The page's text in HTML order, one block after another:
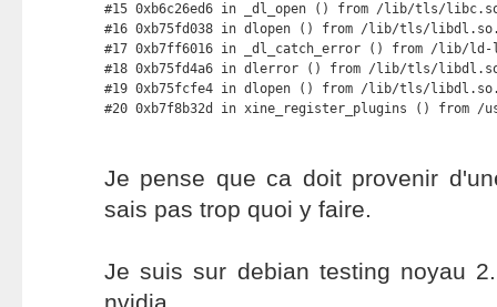
#15 0xb6c26ed6 in _dl_open () from /lib/tls/
#16 0xb75fd038 in dlopen () from /lib/tls/
#17 0xb7ff6016 in _dl_catch_error () from /lib/ld-
#18 0xb75fd4a6 in dlerror () from /lib/tls/
#19 0xb75fcfe4 in dlopen () from /lib/tls/
#20 0xb7f8b32d in xine_register_plugins () from
Je pense que ca doit provenir
sais pas trop quoi y faire.
Je suis sur debian testing noyau